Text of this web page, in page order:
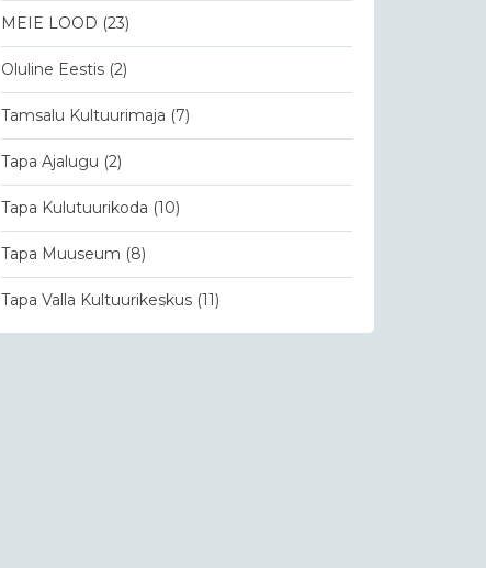
MEIE LOOD (23)
Oluline Eestis (2)
Tamsalu Kultuurimaja (7)
Tapa Ajalugu (2)
Tapa Kulutuurikoda (10)
Tapa Muuseum (8)
Tapa Valla Kultuurikeskus (11)